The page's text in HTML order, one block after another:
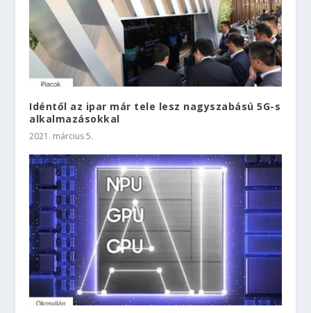
Idéntől az ipar már tele lesz nagyszabású 5G-s
alkalmazásokkal
2021. március 5.